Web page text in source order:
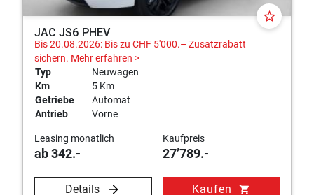
star_border
JAC JS6 PHEV
Bis 20.08.2026: Bis zu CHF 5'000.– Zusatzrabatt
sichern. Mehr erfahren >
Typ
Neuwagen
Km
5 Km
Getriebe
Automat
Antrieb
Vorne
Leasing monatlich
ab 342.-
Kaufpreis
27’789.-
Details Kaufen shopping_cart